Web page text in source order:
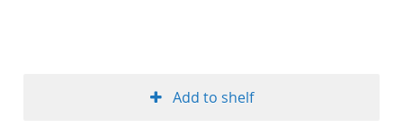
Add to shelf